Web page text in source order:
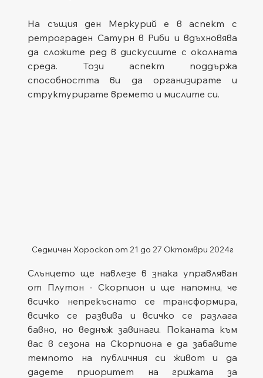
На същия ден Меркурий е в аспект с
ретрограден Сатурн в Риби и вдъхновява
да сложите ред в дискусиите с околната
среда. Този аспект поддържа
способността ви да организирате и
структурирате времето и мислите си.
Седмичен Хороскоп от 21 до 27 Октомври 2024г
Слънцето ще навлезе в знака управляван
от Плутон - Скорпион и ще напомни, че
всичко непрекъснато се трансформира,
всичко се развива и всичко се разлага
бавно, но веднъж завинаги. Поканата към
вас в сезона на Скорпиона е да забавите
темпото на публичния си живот и да
дадете приоритет на грижата за